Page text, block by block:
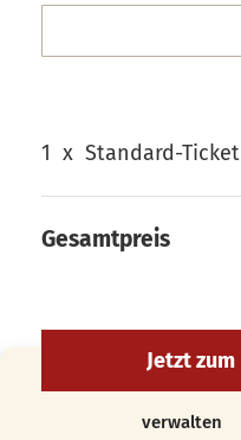
verwalten
1 x Standard-Ticket
Gesamtpreis